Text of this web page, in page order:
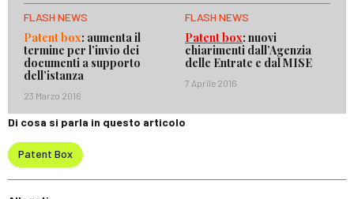
FLASH NEWS
Patent box: aumenta il
termine per l’invio dei
documenti a supporto
dell’istanza
23 Marzo 2016
FLASH NEWS
Patent box: nuovi
chiarimenti dall’Agenzia
delle Entrate e dal MISE
7 Aprile 2016
Di cosa si parla in questo articolo
Patent Box